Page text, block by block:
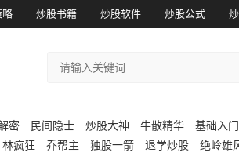
略 炒股书籍 炒股软件 炒股公式
密 民间隐士 炒股大神 牛散精华 基础入门
林疯狂 乔帮主 独股一箭 退学炒股 绝岭雄